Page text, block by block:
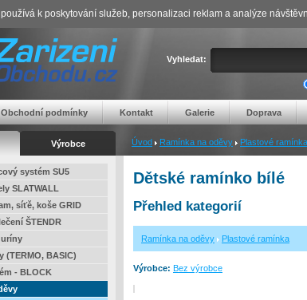
Vyhledat:
Obchodní podmínky Kontakt Galerie Doprava
Výrobce Úvod Ramínka na oděvy Plastové ramínka
systém SU5
SLATWALL
síťě, koše GRID
ŠTENDR
(TERMO, BASIC)
- BLOCK
Dětské ramínko bílé
Přehled kategorií
Ramínka na oděvy Plastové ramínka
Výrobce: Bez výrobce
k poskytování služeb, personalizaci reklam a analýze